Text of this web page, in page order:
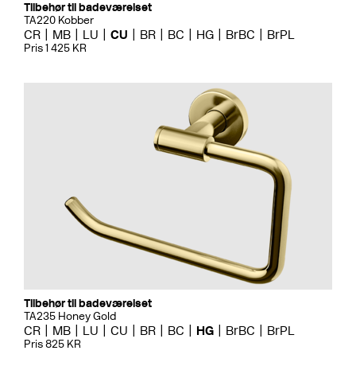
Tilbehør til badeværelset
TA220 Kobber
CR MB LU CU BR BC HG BrBC BrPL
Pris 1 425 KR
Tilbehør til badeværelset
TA235 Honey Gold
CR MB LU CU BR BC HG BrBC BrPL
Pris 825 KR